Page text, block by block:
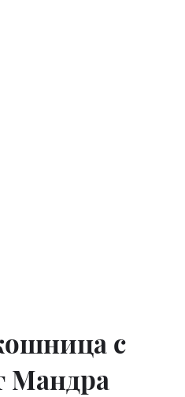
с
Мандра